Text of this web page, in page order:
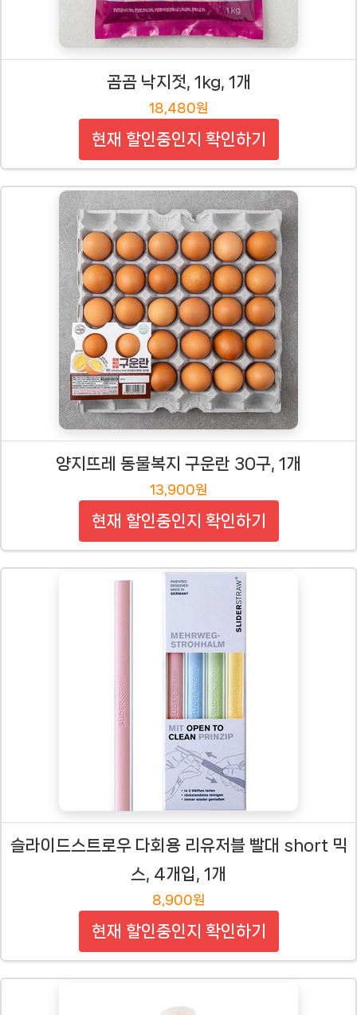
곰곰 낙지젓, 1kg, 1개
18,480원
현재 할인중인지 확인하기
양지뜨레 동물복지 구운란 30구, 1개
13,900원
현재 할인중인지 확인하기
슬라이드스트로우 다회용 리유저블 빨대 short 믹
스, 4개입, 1개
8,900원
현재 할인중인지 확인하기